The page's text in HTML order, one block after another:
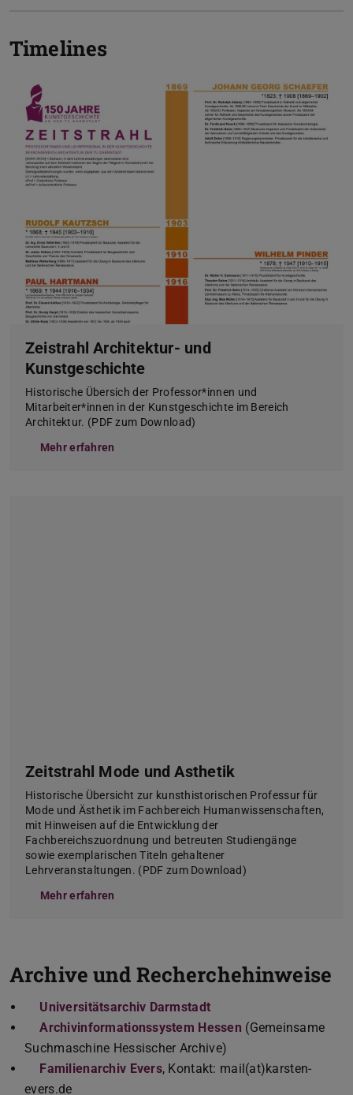
Timelines
Zeistrahl Architektur- und
Kunstgeschichte
Historische Übersich der Professor*innen und
Mitarbeiter*innen in der Kunstgeschichte im Bereich
Architektur. (PDF zum Download)
Mehr erfahren
Zeitstrahl Mode und Asthetik
Historische Übersicht zur kunsthistorischen Professur für
Mode und Ästhetik im Fachbereich Humanwissenschaften,
mit Hinweisen auf die Entwicklung der
Fachbereichszuordnung und betreuten Studiengänge
sowie exemplarischen Titeln gehaltener
Lehrveranstaltungen. (PDF zum Download)
Mehr erfahren
Archive und Recherchehinweise
Universitätsarchiv Darmstadt
Archivinformationssystem Hessen (Gemeinsame
Suchmaschine Hessischer Archive)
Familienarchiv Evers, Kontakt: mail(at)karsten-
evers.de